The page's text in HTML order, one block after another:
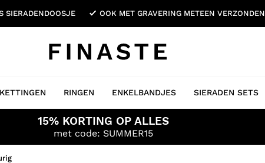
SIERADENDOOSJE OOK MET GRAVERING METEEN VERZONDEN
KETTINGEN RINGEN ENKELBANDJES SIERADEN SETS
15% KORTING OP ALLES
met code: SUMMER15